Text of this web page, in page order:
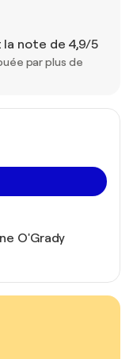
note de 4,9/5
par plus de
O'Grady